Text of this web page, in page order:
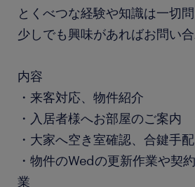
とくべつな経験や知識は一切問
少しでも興味があればお問い
内容
・来客対応、物件紹介
・入居者様へお部屋のご案
・大家へ空き室確認、合鍵手配
・物件のWedの更新作業や契
業